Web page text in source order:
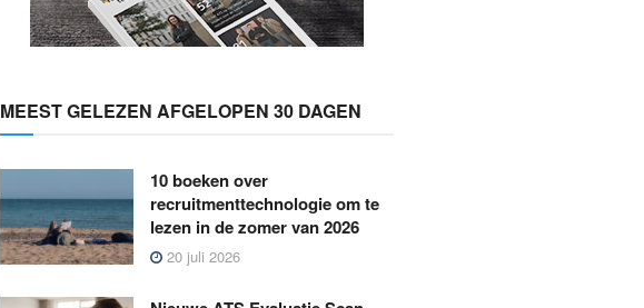
MEEST GELEZEN AFGELOPEN 30 DAGEN
10 boeken over
recruitmenttechnologie om te
lezen in de zomer van 2026
20 juli 2026